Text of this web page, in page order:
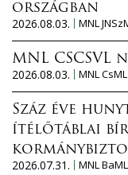
országban
2026.08.03.
MNL
MNL
2026.08.03.
MNL CsML
Száz éve
ítélőtáblai
2026.07.31.
MNL BaML